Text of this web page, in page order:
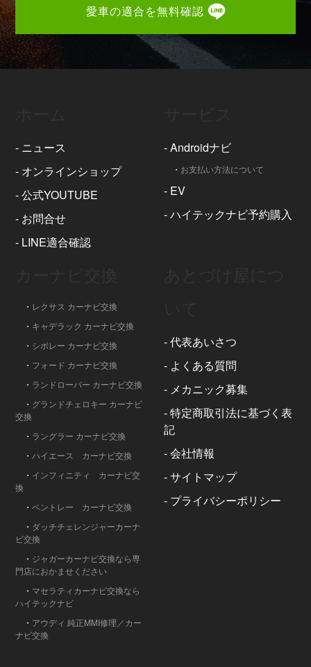
愛車の適合を無料確認
- ニュース
- オンラインショップ
-公式YOUTUBE
- お問合せ
- LINE適合確認
-Androidナビ
・ お支払い方法について
- EV
-ハイテックナビ予約購入
・ レクサス カーナビ交換
・ キャデラック カーナビ交換
・ シボレー カーナビ交換
・ フォード カーナビ交換
・ ランドローバー カーナビ交換
・ グランドチェロキー カーナビ
交換
・ ラングラー カーナビ交換
・ ハイエース カーナビ交換
・ インフィニティ カーナビ交
換
・ベントレー カーナビ交換
・ ダッチチェレンジャーカーナ
ビ交換
・ ジャガーカーナビ交換なら専
門店におかませください
・ マセラティカーナビ交換なら
ハイテックナビ
・ アウディ 純正MMI修理／カー
ナビ交換
-代表あいさつ
- よくある質問
- メカニック募集
-特定商取引法に基づく表
記
-会社情報
-サイトマップ
- プライバシーポリシー